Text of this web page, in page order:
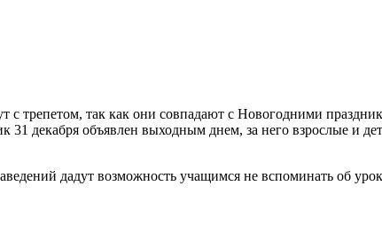
с трепетом, так как они совпадают с Новогодними
декабря объявлен выходным днем, за него взрослые и
дадут возможность учащимся не вспоминать об